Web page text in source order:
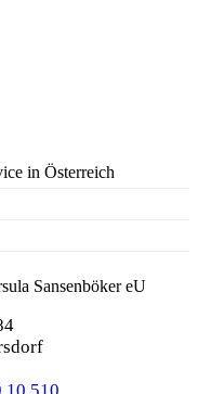
in Österreich
Sansenböker eU